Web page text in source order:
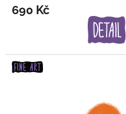
690 Kč